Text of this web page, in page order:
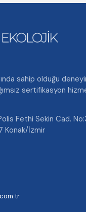
sahip olduğu
sertifikasyon
Fethi Sekin Cad.
Konak/İzmir